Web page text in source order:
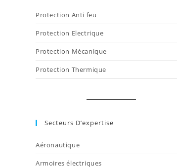
Protection Anti feu
Protection Electrique
Protection Mécanique
Protection Thermique
Secteurs D’expertise
Aéronautique
Armoires électriques